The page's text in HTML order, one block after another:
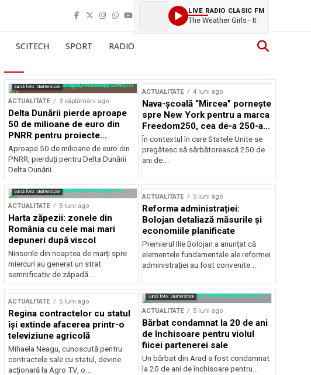
LIVE RADIO CLASIC FM
The Weather Girls - It
SCITECH SPORT RADIO
Sursă foto: Shutterstock
ACTUALITATE 3 săptămâni ago
Delta Dunării pierde aproape
50 de milioane de euro din
PNRR pentru proiecte
esențiale
Aproape 50 de milioane de euro din
PNRR, pierduți pentru Delta Dunării
Delta Dunării...
ACTUALITATE 4 luni ago
Nava-școală “Mircea” pornește
spre New York pentru a marca
Freedom250, cea de-a 250-a
aniversare a Statelor Unite
În contextul în care Statele Unite se
pregătesc să sărbătorească 250 de
ani de...
Sursă foto: Shutterstock
ACTUALITATE 5 luni ago
Harta zăpezii: zonele din
România cu cele mai mari
depuneri după viscol
Ninsorile din noaptea de marți spre
miercuri au generat un strat
semnificativ de zăpadă...
ACTUALITATE 5 luni ago
Reforma administrației:
Bolojan detaliază măsurile și
economiile planificate
Premierul Ilie Bolojan a anunțat că
elementele fundamentale ale reformei
administrației au fost convenite...
ACTUALITATE 5 luni ago
Regina contractelor cu statul
își extinde afacerea printr-o
televiziune agricolă
Mihaela Neagu, cunoscută pentru
contractele sale cu statul, devine
acționară la Agro TV, o...
Sursă foto: Shutterstock
ACTUALITATE 5 luni ago
Bărbat condamnat la 20 de ani
de închisoare pentru violul
fiicei partenerei sale
Un bărbat din Arad a fost condamnat
la 20 de ani de închisoare pentru...